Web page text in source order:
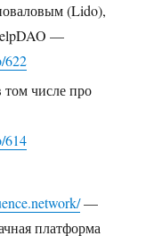
(Lido),
—
622
числе про
614
—
платформа